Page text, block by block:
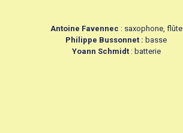
Antoine Favennec : saxophone, flûte
Philippe Bussonnet : basse
Yoann Schmidt : batterie